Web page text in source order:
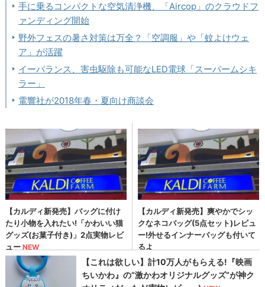
手に乗るコンパクトな空気清浄機、「Aircop」のクラウドフ
ァンディング開始
野外フェスの暑さ対策は万全？「空調服」や「蚊よけウェ
ア」が活躍
イーバランス、害虫駆除も可能なLED電球「スーパームシキ
ラー」
電響社が2018年春・夏向け商談会